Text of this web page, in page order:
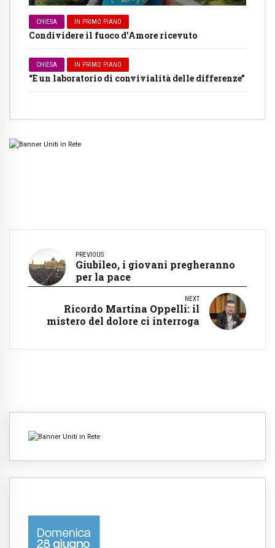
CHIESA IN PRIMO PIANO
Condividere il fuoco d’Amore ricevuto
CHIESA IN PRIMO PIANO
“È un laboratorio di convivialità delle differenze”
PREVIOUS
Giubileo, i giovani pregheranno
per la pace
NEXT
Ricordo Martina Oppelli: il
mistero del dolore ci interroga